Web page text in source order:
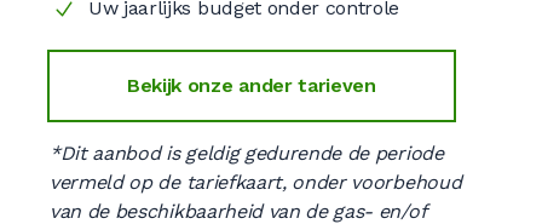
Uw jaarlijks budget onder controle
Bekijk onze ander tarieven
*Dit aanbod is geldig gedurende de periode
vermeld op de tariefkaart, onder voorbehoud
van de beschikbaarheid van de gas- en/of